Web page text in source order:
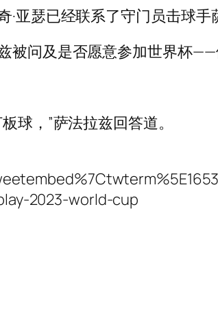
亚瑟已经联系了守门员击球手
被问及是否愿意参加世界杯——
球，”萨法拉兹回答道。
2023-world-cup